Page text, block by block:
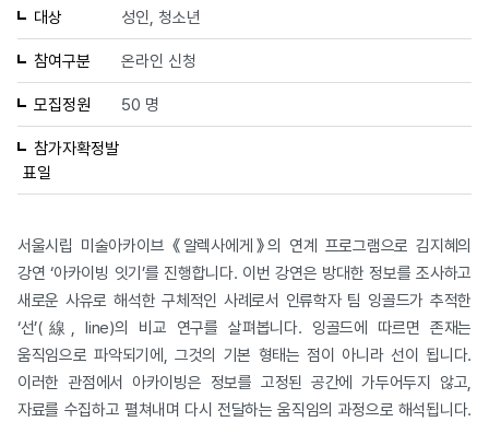
대상 성인, 청소년
참여구분 온라인 신청
모집정원 50 명
참가자확정발
표일
서울시립 미술아카이브 《알렉사에게》의 연계 프로그램으로 김지혜의
강연 ‘아카이빙 잇기’를 진행합니다. 이번 강연은 방대한 정보를 조사하고
새로운 사유로 해석한 구체적인 사례로서 인류학자 팀 잉골드가 추적한
‘선’(線, line)의 비교 연구를 살펴봅니다. 잉골드에 따르면 존재는
움직임으로 파악되기에, 그것의 기본 형태는 점이 아니라 선이 됩니다.
이러한 관점에서 아카이빙은 정보를 고정된 공간에 가두어두지 않고,
자료를 수집하고 펼쳐내며 다시 전달하는 움직임의 과정으로 해석됩니다.